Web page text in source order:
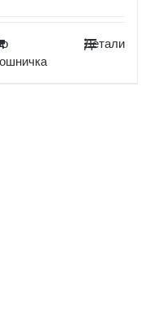
Детали